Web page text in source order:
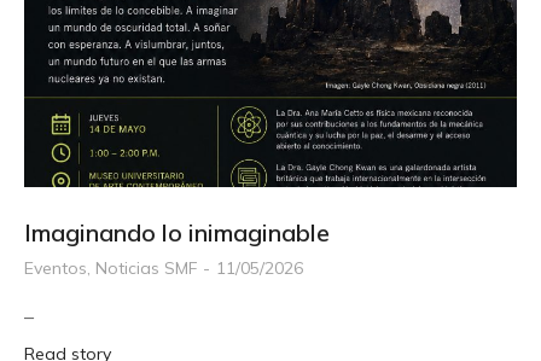
Imaginando lo inimaginable
Eventos, Noticias SMF 11/05/2026
–
Read story